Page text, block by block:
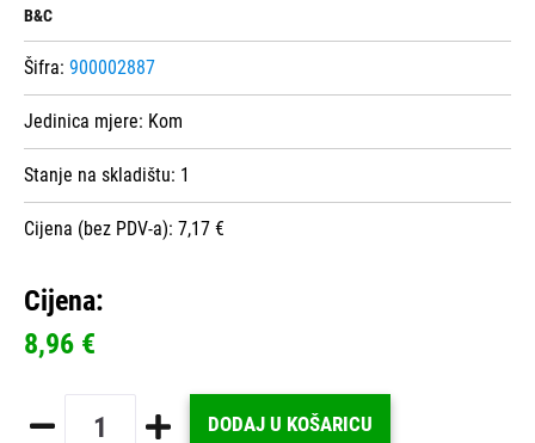
B&C
Šifra: 900002887
Jedinica mjere: Kom
Stanje na skladištu: 1
Cijena (bez PDV-a): 7,17 €
Cijena:
8,96 €
DODAJ U KOŠARICU